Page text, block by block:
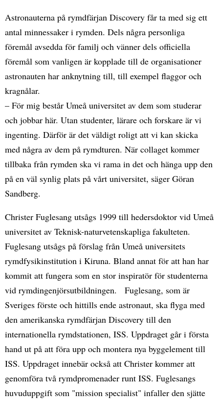
Astronauterna på rymdfärjan Discovery får ta med sig ett
antal minnessaker i rymden. Dels några personliga
föremål avsedda för familj och vänner dels officiella
föremål som vanligen är kopplade till de organisationer
astronauten har anknytning till, till exempel flaggor och
kragnålar.
– För mig består Umeå universitet av dem som studerar
och jobbar här. Utan studenter, lärare och forskare är vi
ingenting. Därför är det väldigt roligt att vi kan skicka
med några av dem på rymdturen. När collaget kommer
tillbaka från rymden ska vi rama in det och hänga upp den
på en väl synlig plats på vårt universitet, säger Göran
Sandberg.
Christer Fuglesang utsågs 1999 till hedersdoktor vid Umeå
universitet av Teknisk-naturvetenskapliga fakulteten.
Fuglesang utsågs på förslag från Umeå universitets
rymdfysikinstitution i Kiruna. Bland annat för att han har
kommit att fungera som en stor inspiratör för studenterna
vid rymdingenjörsutbildningen. Fuglesang, som är
Sveriges förste och hittills ende astronaut, ska flyga med
den amerikanska rymdfärjan Discovery till den
internationella rymdstationen, ISS. Uppdraget går i första
hand ut på att föra upp och montera nya byggelement till
ISS. Uppdraget innebär också att Christer kommer att
genomföra två rymdpromenader runt ISS. Fuglesangs
huvuduppgift som "mission specialist" infaller den sjätte